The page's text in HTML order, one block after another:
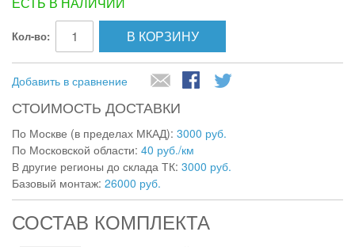
Кол-во: В КОРЗИНУ
Добавить в сравнение
СТОИМОСТЬ ДОСТАВКИ
По Москве (в пределах МКАД): 3000 руб.
По Московской области: 40 руб./км
В другие регионы до склада ТК: 3000 руб.
Базовый монтаж: 26000 руб.
СОСТАВ КОМПЛЕКТА